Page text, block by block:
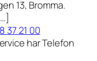
13, Bromma.
37 21 00
har Telefon